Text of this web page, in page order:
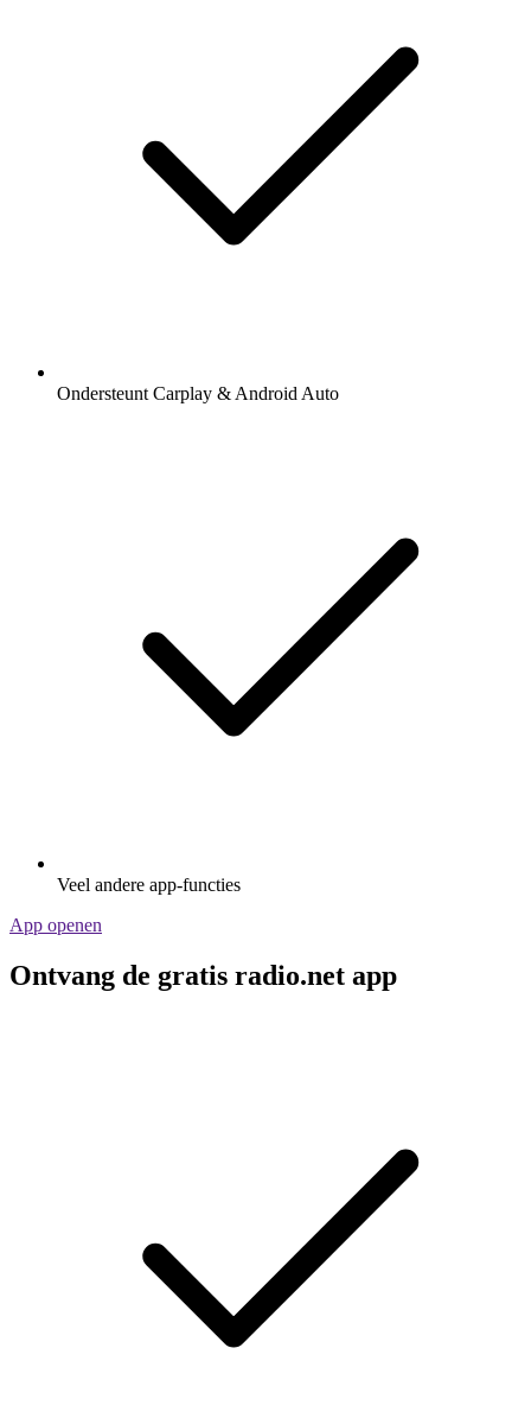
Ondersteunt Carplay & Android Auto
Veel andere app-functies
App openen
Ontvang de gratis radio.net app